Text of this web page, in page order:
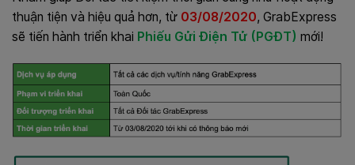
thuận tiện và hiệu quả hơn, từ 03/08/2020, GrabExpress
sẽ tiến hành triển khai Phiếu Gửi Điện Tử (PGĐT) mới!